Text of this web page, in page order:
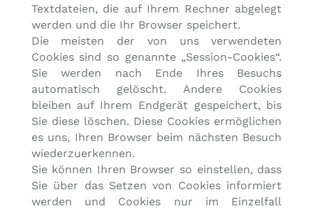
Textdateien, die auf Ihrem Rechner abgelegt
werden und die Ihr Browser speichert.
Die meisten der von uns verwendeten
Cookies sind so genannte „Session-Cookies“.
Sie werden nach Ende Ihres Besuchs
automatisch gelöscht. Andere Cookies
bleiben auf Ihrem Endgerät gespeichert, bis
Sie diese löschen. Diese Cookies ermöglichen
es uns, Ihren Browser beim nächsten Besuch
wiederzuerkennen.
Sie können Ihren Browser so einstellen, dass
Sie über das Setzen von Cookies informiert
werden und Cookies nur im Einzelfall